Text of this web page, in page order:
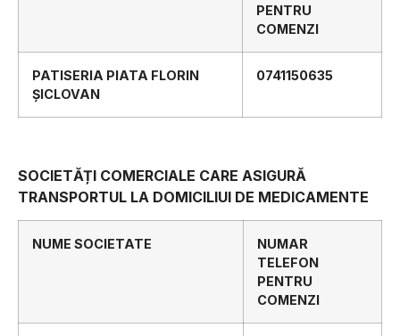
PENTRU
COMENZI
PATISERIA PIATA FLORIN
ȘICLOVAN
0741150635
SOCIETĂȚI COMERCIALE CARE ASIGURĂ
TRANSPORTUL LA DOMICILIUI DE MEDICAMENTE
NUME SOCIETATE
NUMAR
TELEFON
PENTRU
COMENZI